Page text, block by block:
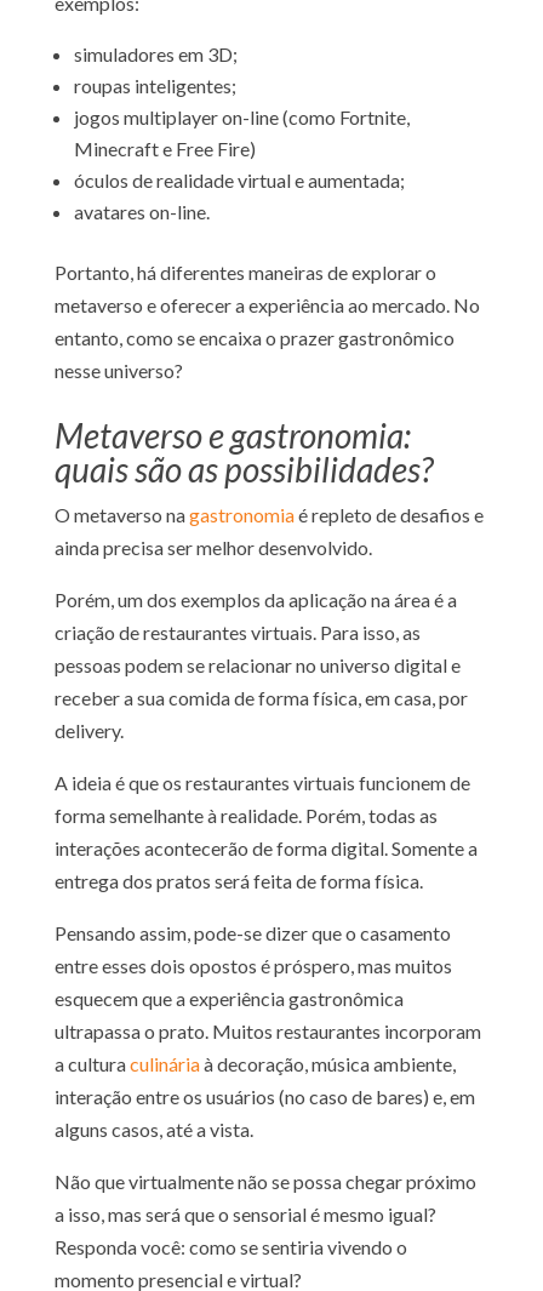
simuladores em 3D;
roupas inteligentes;
jogos multiplayer on-line (como Fortnite,
Minecraft e Free Fire)
óculos de realidade virtual e aumentada;
avatares on-line.
Portanto, há diferentes maneiras de explorar o
metaverso e oferecer a experiência ao mercado. No
entanto, como se encaixa o prazer gastronômico
nesse universo?
Metaverso e gastronomia:
quais são as possibilidades?
O metaverso nagastronomiaé repleto de desafios e
ainda precisa ser melhor desenvolvido.
Porém, um dos exemplos da aplicação na área é a
criação de restaurantes virtuais. Para isso, as
pessoas podem se relacionar no universo digital e
receber a sua comida de forma física, em casa, por
delivery.
A ideia é que os restaurantes virtuais funcionem de
forma semelhante à realidade. Porém, todas as
interações acontecerão de forma digital. Somente a
entrega dos pratos será feita de forma física.
Pensando assim, pode-se dizer que o casamento
entre esses dois opostos é próspero, mas muitos
esquecem que a experiência gastronômica
ultrapassa o prato. Muitos restaurantes incorporam
a culturaculináriaà decoração, música ambiente,
interação entre os usuários (no caso de bares) e, em
alguns casos, até a vista.
Não que virtualmente não se possa chegar próximo
a isso, mas será que o sensorial é mesmo igual?
Responda você: como se sentiria vivendo o
momento presencial e virtual?